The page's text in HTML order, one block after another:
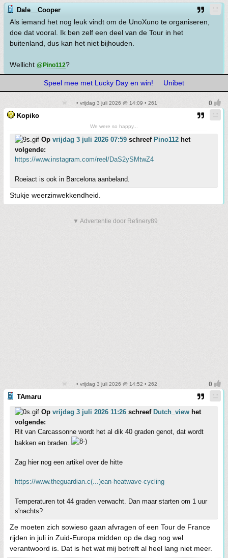
Dale__Cooper
Als iemand het nog leuk vindt om de UnoXuno te organiseren,
doe dat vooral. Ik ben zelf een deel van de Tour in het
buitenland, dus kan het niet bijhouden.
Wellicht @Pino112?
Speel mee met Lucky Day en win! Unibet
• vrijdag 3 juli 2026 @ 14:09 • 261
Kopiko
We were so happy...
Op vrijdag 3 juli 2026 07:59 schreef Pino112 het
volgende:
https://www.instagram.com/reel/DaS2ySMtwZ4
Roeiact is ook in Barcelona aanbeland.
Stukje weerzinwekkendheid.
▼ Advertentie door Refinery89
• vrijdag 3 juli 2026 @ 14:52 • 262
TAmaru
Op vrijdag 3 juli 2026 11:26 schreef Dutch_view het
volgende:
Rit van Carcassonne wordt het al dik 40 graden genot, dat wordt
bakken en braden.
Zag hier nog een artikel over de hitte
https://www.theguardian.c(...)ean-heatwave-cycling
Temperaturen tot 44 graden verwacht. Dan maar starten om 1 uur
s'nachts?
Ze moeten zich sowieso gaan afvragen of een Tour de France
rijden in juli in Zuid-Europa midden op de dag nog wel
verantwoord is. Dat is het wat mij betreft al heel lang niet meer.